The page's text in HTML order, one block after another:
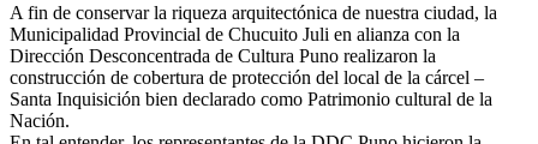
A fin de conservar la riqueza arquitectónica de nuestra ciudad, la
Municipalidad Provincial de Chucuito Juli en alianza con la
Dirección Desconcentrada de Cultura Puno realizaron la
construcción de cobertura de protección del local de la cárcel –
Santa Inquisición bien declarado como Patrimonio cultural de la
Nación.